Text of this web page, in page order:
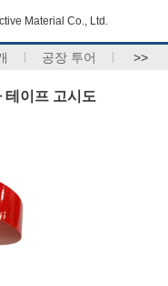
Material Co., Ltd.
공장 투어 >>
테이프 고시도